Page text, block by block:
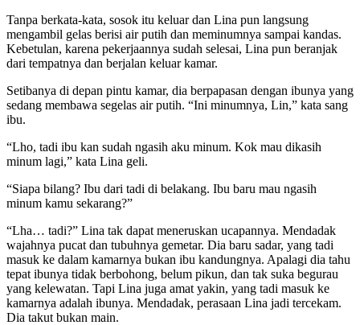
Tanpa berkata-kata, sosok itu keluar dan Lina pun langsung
mengambil gelas berisi air putih dan meminumnya sampai kandas.
Kebetulan, karena pekerjaannya sudah selesai, Lina pun beranjak
dari tempatnya dan berjalan keluar kamar.
Setibanya di depan pintu kamar, dia berpapasan dengan ibunya yang
sedang membawa segelas air putih. “Ini minumnya, Lin,” kata sang
ibu.
“Lho, tadi ibu kan sudah ngasih aku minum. Kok mau dikasih
minum lagi,” kata Lina geli.
“Siapa bilang? Ibu dari tadi di belakang. Ibu baru mau ngasih
minum kamu sekarang?”
“Lha… tadi?” Lina tak dapat meneruskan ucapannya. Mendadak
wajahnya pucat dan tubuhnya gemetar. Dia baru sadar, yang tadi
masuk ke dalam kamarnya bukan ibu kandungnya. Apalagi dia tahu
tepat ibunya tidak berbohong, belum pikun, dan tak suka begurau
yang kelewatan. Tapi Lina juga amat yakin, yang tadi masuk ke
kamarnya adalah ibunya. Mendadak, perasaan Lina jadi tercekam.
Dia takut bukan main.